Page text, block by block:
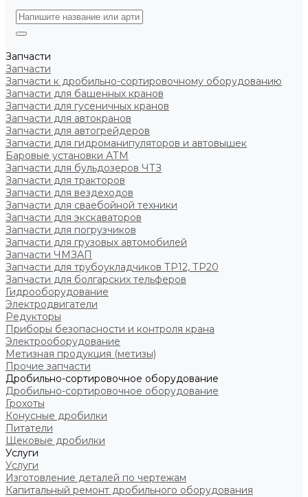
Запчасти
Запчасти
Запчасти к дробильно-сортировочному оборудованию
Запчасти для башенных кранов
Запчасти для гусеничных кранов
Запчасти для автокранов
Запчасти для автогрейдеров
Запчасти для гидроманипуляторов и автовышек
Баровые установки АТМ
Запчасти для бульдозеров ЧТЗ
Запчасти для тракторов
Запчасти для вездеходов
Запчасти для сваебойной техники
Запчасти для экскаваторов
Запчасти для погрузчиков
Запчасти для грузовых автомобилей
Запчасти ЧМЗАП
Запчасти для трубоукладчиков ТР12, ТР20
Запчасти для болгарских тельферов
Гидрооборудование
Электродвигатели
Редукторы
Приборы безопасности и контроля крана
Электрооборудование
Метизная продукция (метизы)
Прочие запчасти
Дробильно-сортировочное оборудование
Дробильно-сортировочное оборудование
Грохоты
Конусные дробилки
Питатели
Щековые дробилки
Услуги
Услуги
Изготовление деталей по чертежам
Капитальный ремонт дробильного оборудования